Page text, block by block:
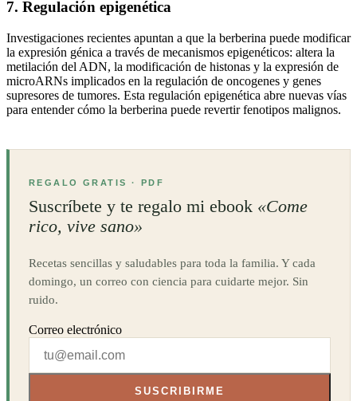
7. Regulación epigenética
Investigaciones recientes apuntan a que la berberina puede modificar
la expresión génica a través de mecanismos epigenéticos: altera la
metilación del ADN, la modificación de histonas y la expresión de
microARNs implicados en la regulación de oncogenes y genes
supresores de tumores. Esta regulación epigenética abre nuevas vías
para entender cómo la berberina puede revertir fenotipos malignos.
REGALO GRATIS · PDF
Suscríbete y te regalo mi ebook «Come
rico, vive sano»
Recetas sencillas y saludables para toda la familia. Y cada
domingo, un correo con ciencia para cuidarte mejor. Sin
ruido.
Correo electrónico
SUSCRIBIRME